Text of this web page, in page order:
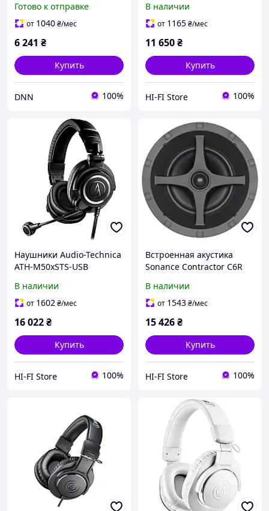
Готово к отправке
от 1040₴/мес
6 241 ₴
Купить
DNN 100%
В наличии
от 1165₴/мес
11 650₴
Купить
HI-FI Store 100%
Наушники Audio-Technica
ATH-M50xSTS-USB
В наличии
от 1602₴/мес
16 022₴
Купить
HI-FI Store 100%
Встроенная акустика
Sonance Contractor C6R
В наличии
от 1543₴/мес
15 426₴
Купить
HI-FI Store 100%